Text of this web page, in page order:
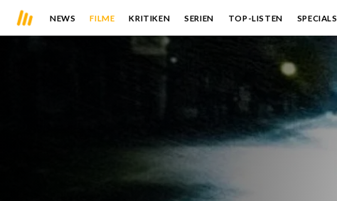
NEWS FILME KRITIKEN SERIEN TOP-LISTEN SPECIALS